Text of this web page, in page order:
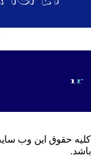
حقوق این وب